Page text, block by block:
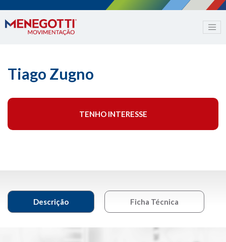
Tiago Zugno
TENHO INTERESSE
Descrição Ficha Técnica